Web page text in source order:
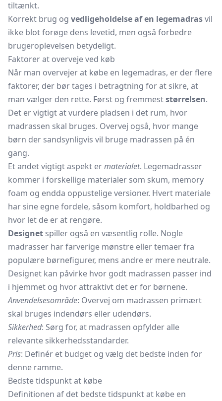
tiltænkt.
Korrekt brug og vedligeholdelse af en legemadrasvil
ikke blot forøge dens levetid, men også forbedre
brugeroplevelsen betydeligt.
Faktorer at overveje ved køb
Når man overvejer at købe en legemadras, er der flere
faktorer, der bør tages i betragtning for at sikre, at
man vælger den rette. Først og fremmeststørrelsen.
Det er vigtigt at vurdere pladsen i det rum, hvor
madrassen skal bruges. Overvej også, hvor mange
børn der sandsynligvis vil bruge madrassen på én
gang.
Et andet vigtigt aspekt ermaterialet. Legemadrasser
kommer i forskellige materialer som skum, memory
foam og endda oppustelige versioner. Hvert materiale
har sine egne fordele, såsom komfort, holdbarhed og
hvor let de er at rengøre.
Designet spiller også en væsentlig rolle. Nogle
madrasser har farverige mønstre eller temaer fra
populære børnefigurer, mens andre er mere neutrale.
Designet kan påvirke hvor godt madrassen passer ind
i hjemmet og hvor attraktivt det er for børnene.
Anvendelsesområde: Overvej om madrassen primært
skal bruges indendørs eller udendørs.
Sikkerhed: Sørg for, at madrassen opfylder alle
relevante sikkerhedsstandarder.
Pris: Definér et budget og vælg det bedste inden for
denne ramme.
Bedste tidspunkt at købe
Definitionen af det bedste tidspunkt at købe en